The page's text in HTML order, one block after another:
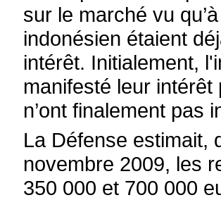
sur le marché vu
indonésien étaient
intérêt. Initialement,
manifesté leur
n’ont finalement pas
La Défense estimait,
novembre 2009, les
350 000 et 700 000